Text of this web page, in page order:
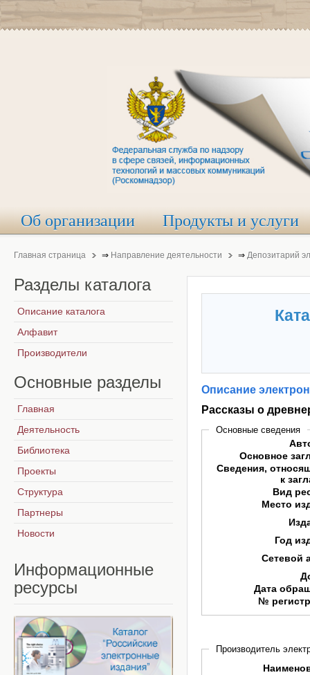
Об организации Продукты и услуги
Главная страница ⇒ Направление деятельности ⇒ Депозитарий
Описание
Рассказы о
Основные сведения
Основное
Сведения,
к
Вид
Место
Год
Сетевой
Дата
№
Производитель
Разделы каталога
Описание каталога
Алфавит
Производители
Основные разделы
Главная
Деятельность
Библиотека
Проекты
Структура
Партнеры
Новости
Информационные
ресурсы